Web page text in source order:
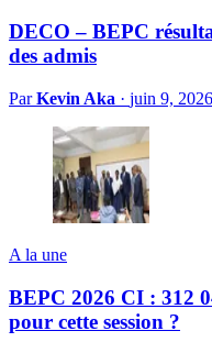
DECO – BEPC
des admis
ParKevin Aka · juin 9, 2026
A la une
BEPC 2026 CI : 312
pour cette session ?